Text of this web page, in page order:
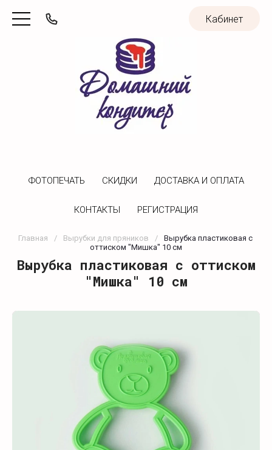
Кабинет
ФОТОПЕЧАТЬ CКИДКИ ДОСТАВКА И ОПЛАТА
КОНТАКТЫ РЕГИСТРАЦИЯ
Главная / Вырубки для пряников /
Вырубка пластиковая с
оттиском "Мишка" 10 см
Вырубка пластиковая с оттиском
"Мишка" 10 см